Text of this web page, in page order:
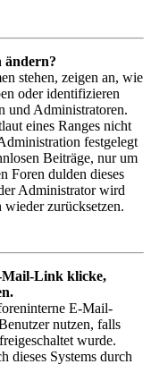
ändern?
stehen, zeigen an, wie
oder identifizieren
und Administratoren.
eines Ranges nicht
festgelegt
Beiträge, nur um
Foren dulden dieses
Administrator wird
zurücksetzen.
Mail-Link klicke,
E-Mail-
nutzen, falls
wurde.
dieses Systems durch